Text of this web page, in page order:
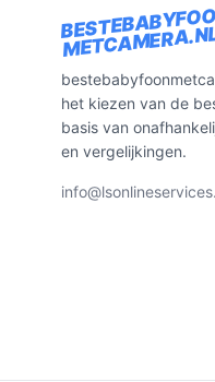
het kiezen van de
basis van
en vergelijkingen.